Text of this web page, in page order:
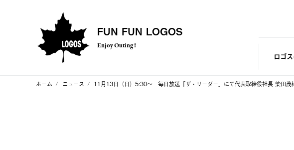
FUN FUN LOGOS
Enjoy Outing !
ロゴ
ホーム ニュース 11月13日（日）5:30～ 毎日放送「ザ・リーダー」にて代表取締役社長 柴田茂